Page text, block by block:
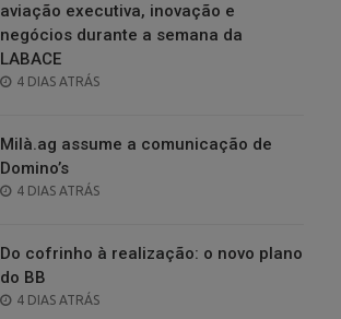
aviação executiva, inovação e
negócios durante a semana da
LABACE
POSTED
4 DIAS ATRÁS
Milà.ag assume a comunicação de
Domino’s
POSTED
4 DIAS ATRÁS
Do cofrinho à realização: o novo plano
do BB
POSTED
4 DIAS ATRÁS